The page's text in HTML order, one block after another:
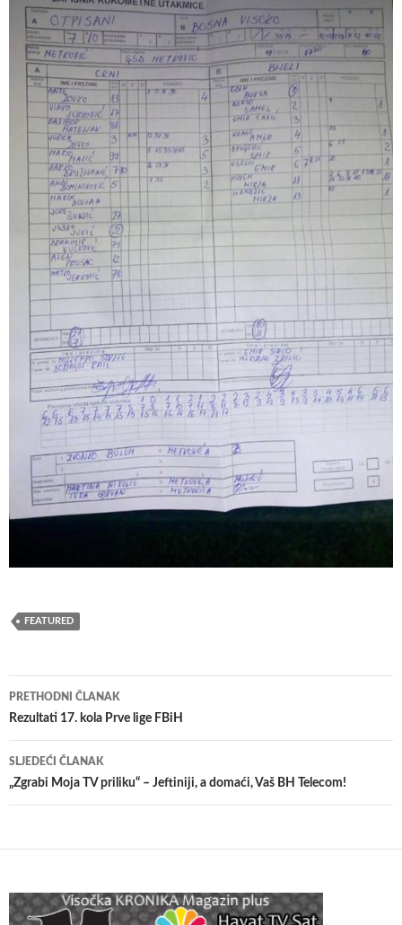
FEATURED
Navigacija
članaka
PRETHODNI ČLANAK
Rezultati 17. kola Prve lige FBiH
SLJEDEĆI ČLANAK
„Zgrabi Moja TV priliku“ – Jeftiniji, a domaći, Vaš BH Telecom!